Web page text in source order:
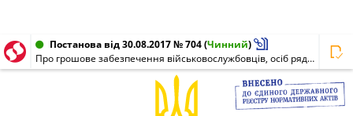
Постанова від 30.08.2017 № 704(Чинний)
Про грошове забезпечення військовослужбовців, осіб рядового і начальницького складу та деяких інших осіб